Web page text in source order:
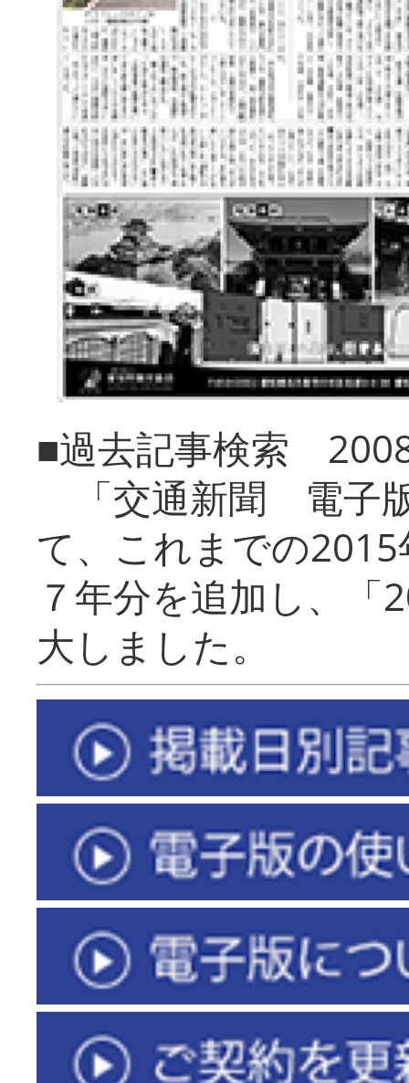
■過去記事検索
「交通新聞 電子
て、これまでの
７年分を追加し、「
大しまし